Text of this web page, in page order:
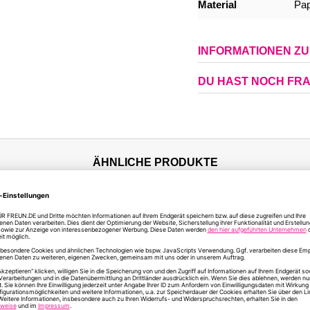
Material
INFORMATIONEN
DU HAST NOCH
ÄHNLICHE PRODUKTE